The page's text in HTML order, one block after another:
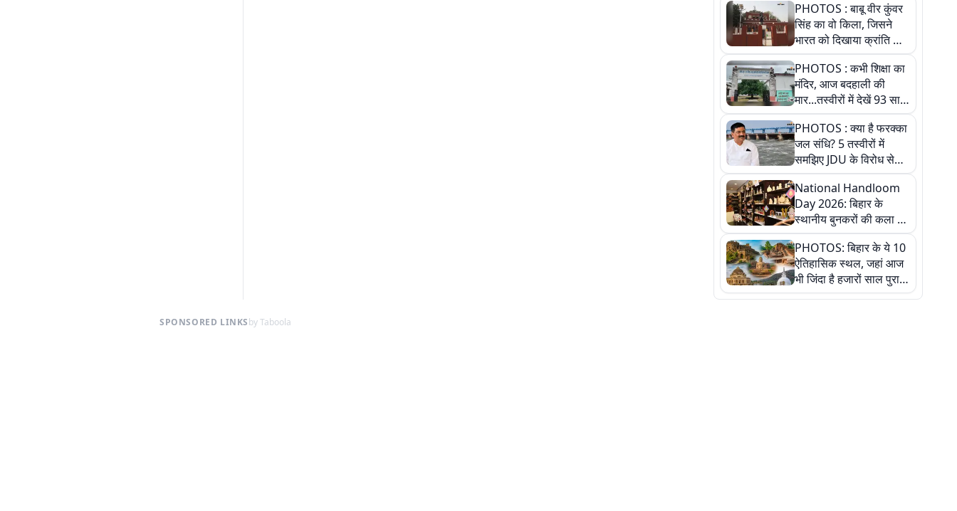
PHOTOS : बाबू वीर कुंवर
सिंह का वो किला, जिसने
भारत को दिखाया क्रांति का
रास्ता: तस्वीरों में देखिए
PHOTOS : कभी शिक्षा का
मंदिर, आज बदहाली की
मार...तस्वीरों में देखें 93 साल
पुराने इस हाई स्कूल की
हकीकत
PHOTOS : क्या है फरक्का
जल संधि? 5 तस्वीरों में
समझिए JDU के विरोध से
लेकर बिहार पर असर तक
पूरी कहानी
National Handloom
Day 2026: बिहार के
स्थानीय बुनकरों की कला को
सलाम, तस्वीरों में देखें
हस्तकरघा की समृद्ध परंपरा
PHOTOS: बिहार के ये 10
ऐतिहासिक स्थल, जहां आज
भी जिंदा है हजारों साल पुराना
इतिहास, एक बार जरूर घूमिए
SPONSORED LINKSby Taboola